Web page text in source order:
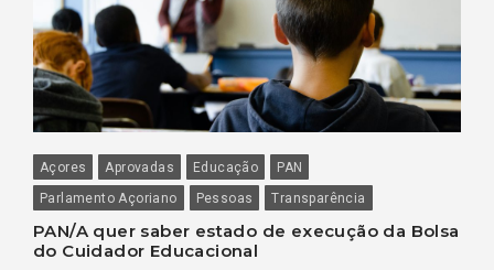
Açores Aprovadas Educação
PAN
Parlamento Açoriano
Pessoas Transparência
PAN/A quer saber estado de execução da Bolsa
do Cuidador Educacional